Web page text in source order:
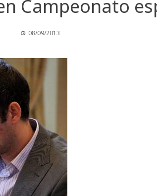
Campeonato
08/09/2013